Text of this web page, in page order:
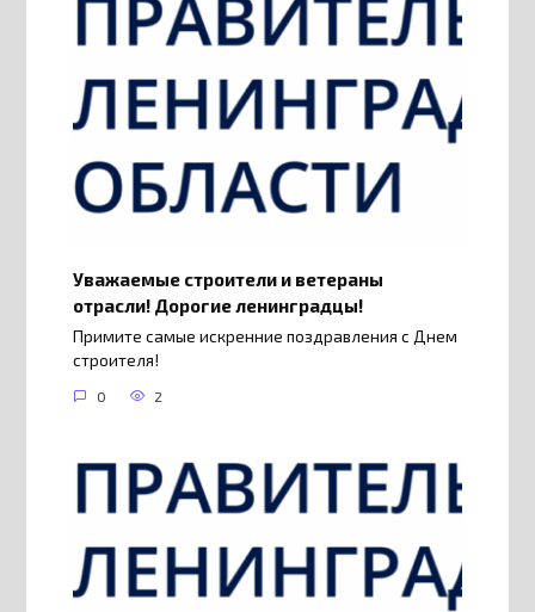
Уважаемые строители и ветераны
отрасли! Дорогие ленинградцы!
Примите самые искренние поздравления с Днем
строителя!
0 2